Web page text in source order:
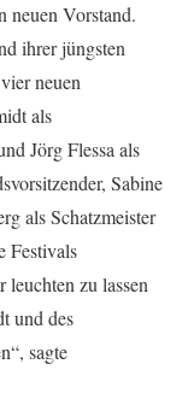
neuen Vorstand.
ihrer jüngsten
neuen
als
Jörg Flessa als
Sabine
als Schatzmeister
Festivals
leuchten zu lassen
und des
sagte